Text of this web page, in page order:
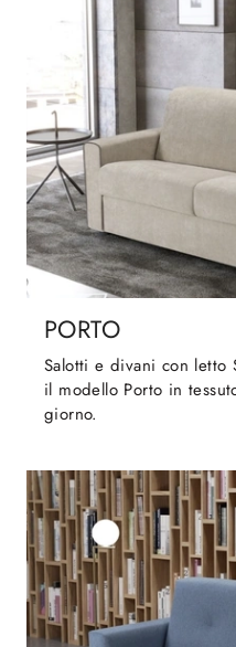
PORTO
Salotti e divani con letto
il modello Porto in
giorno.